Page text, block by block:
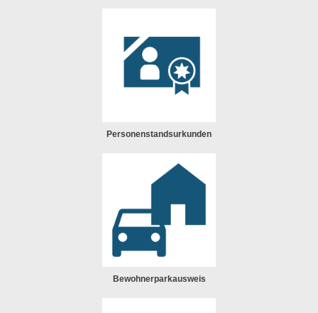
Personenstandsurkunden
Bewohnerparkausweis